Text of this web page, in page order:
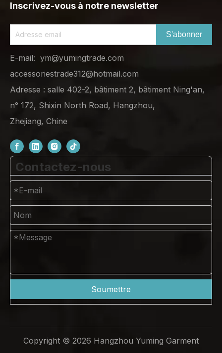
Inscrivez-vous à notre newsletter
S'abonner
E-mail: ym@yumingtrade.com
accessoriestrade312@hotmail.com
Adresse : salle 402-2, bâtiment 2, bâtiment Ning'an,
n° 172, Shixin North Road, Hangzhou,
Zhejiang, Chine
Contactez-nous
Soumettre
Copyright © 2026 Hangzhou Yuming Garment